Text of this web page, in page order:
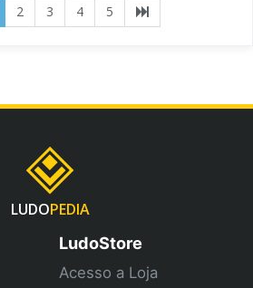
(current)
2 3 4 5
LUDOPEDIA
LudoStore
Acesso a Loja